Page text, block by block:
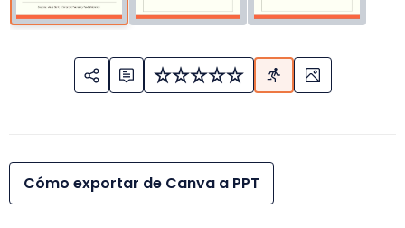
Cómo exportar de Canva a PPT